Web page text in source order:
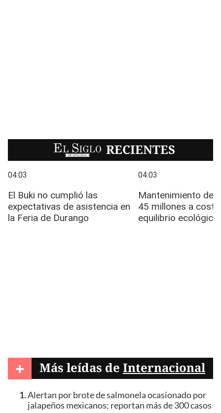
EL SIGLO RECIENTES
+ Más leídas de Internacional
Alertan por brote de salmonela ocasionado por
jalapeños mexicanos; reportan más de 300 casos